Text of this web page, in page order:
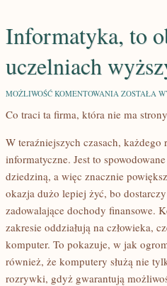
Informatyka, to
uczelniach
MOŻLIWOŚĆ KOMENTOWANIA
OBECNIE
NA
ZOSTAŁA
Co traci ta firma, która nie ma
W teraźniejszych czasach,
informatyczne. Jest to
dziedziną, a więc znacznie
okazja dużo lepiej żyć, bo
zadowalające dochody finansowe.
zakresie oddziałują na człowieka,
komputer. To pokazuje, w jak
również, że komputery służą nie
rozrywki, gdyż gwarantują